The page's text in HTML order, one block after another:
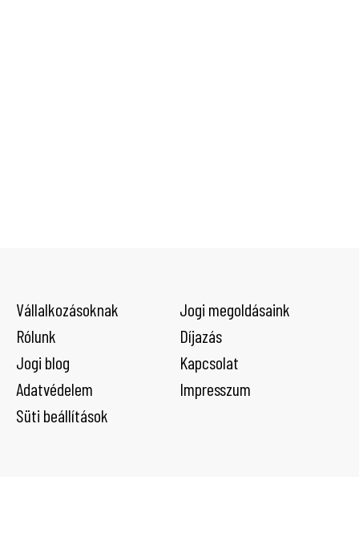
Vállalkozásoknak
Jogi megoldásaink
Rólunk
Díjazás
Jogi blog
Kapcsolat
Adatvédelem
Impresszum
Süti beállítások